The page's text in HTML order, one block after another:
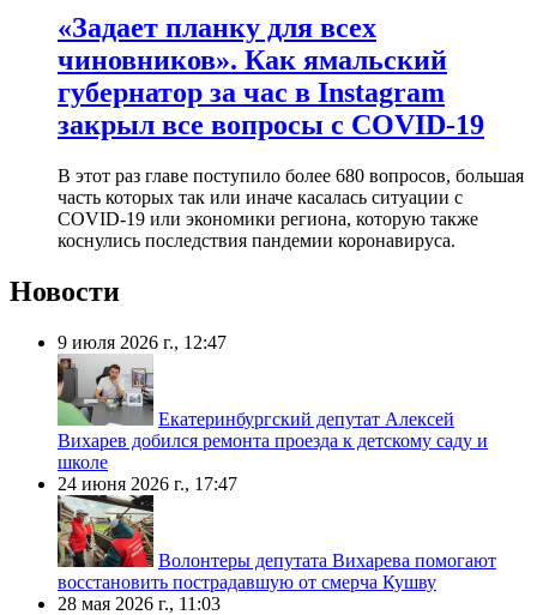
​«Задает планку для всех
чиновников». Как ямальский
губернатор за час в Instagram
закрыл все вопросы с COVID-19
В этот раз главе поступило более 680 вопросов, большая
часть которых так или иначе касалась ситуации с
COVID-19 или экономики региона, которую также
коснулись последствия пандемии коронавируса.
Новости
9 июля 2026 г., 12:47
Екатеринбургский депутат Алексей
Вихарев добился ремонта проезда к детскому саду и
школе
24 июня 2026 г., 17:47
Волонтеры депутата Вихарева помогают
восстановить пострадавшую от смерча Кушву
28 мая 2026 г., 11:03